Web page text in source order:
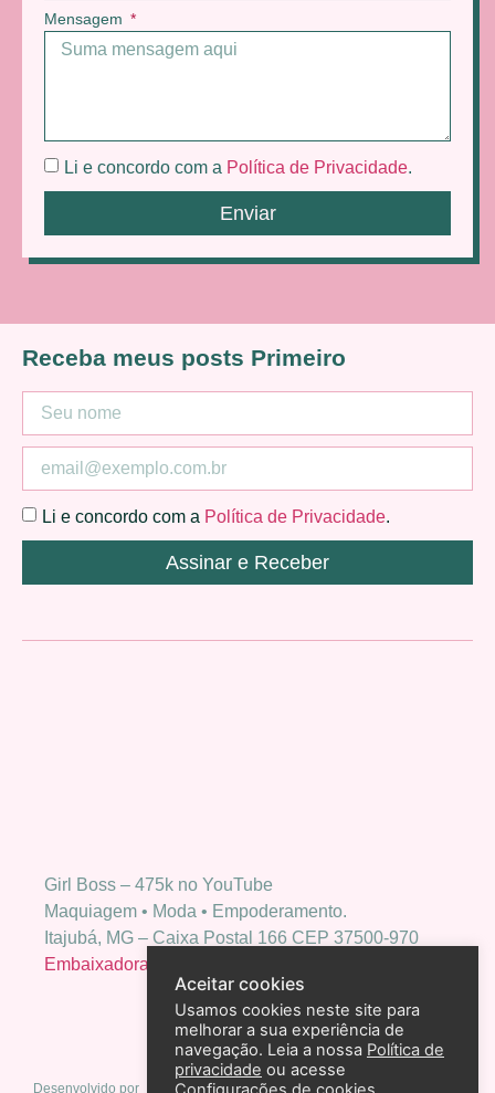
Mensagem
Li e concordo com a Política de Privacidade.
Enviar
Girl Boss – 475k no YouTube
Maquiagem • Moda • Empoderamento.
Itajubá, MG – Caixa Postal 166 CEP 37500-970
Embaixadora Bio Extratus
Receba meus posts Primeiro
Li e concordo com a Política de Privacidade.
Assinar e Receber
Desenvolvido por
Aceitar cookies
Usamos cookies neste site para
melhorar a sua experiência de
navegação. Leia a nossa Política de
privacidade ou acesse